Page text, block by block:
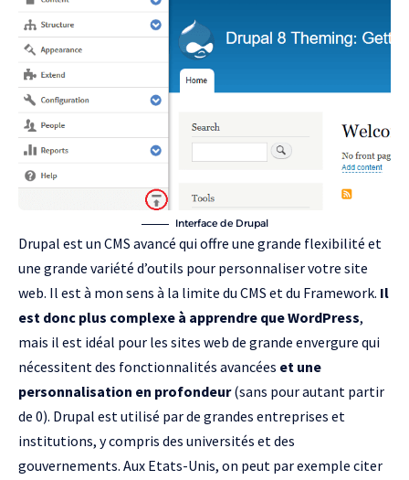
Interface de Drupal
Drupal est un CMS avancé qui offre une grande flexibilité et
une grande variété d’outils pour personnaliser votre site
web. Il est à mon sens à la limite du CMS et du Framework. Il
est donc plus complexe à apprendre que WordPress,
mais il est idéal pour les sites web de grande envergure qui
nécessitent des fonctionnalités avancées et une
personnalisation en profondeur(sans pour autant partir
de 0). Drupal est utilisé par de grandes entreprises et
institutions, y compris des universités et des
gouvernements. Aux Etats-Unis, on peut par exemple citer